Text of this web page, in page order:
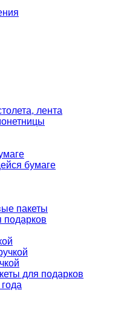
лента
бумаге
пакеты
подарков
для подарков